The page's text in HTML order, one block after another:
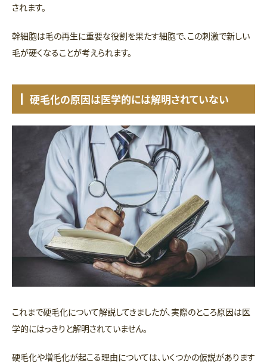
されます。
幹細胞は毛の再生に重要な役割を果たす細胞で、この刺激で新しい
毛が硬くなることが考えられます。
硬毛化の原因は医学的には解明されていない
これまで硬毛化について解説してきましたが、実際のところ原因は医
学的にはっきりと解明されていません。
硬毛化や増毛化が起こる理由については、いくつかの仮説があります